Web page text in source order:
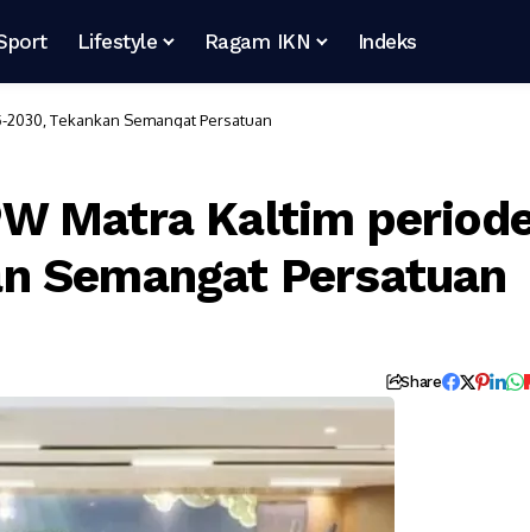
Lifestyle Ragam IKN Indeks
Tekankan Semangat Persatuan
Matra Kaltim
Semangat Persatuan
Share